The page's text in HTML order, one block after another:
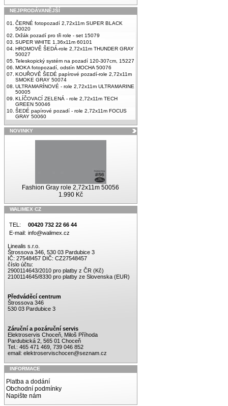
NEJPRODÁVANĚJŠÍ
01.
ČERNÉ fotopozadí 2,72x11m SUPER BLACK
50020
02. Držák pozadí pro tři role - set 15079
03. SUPER WHITE 1,36x11m 60101
04. HROMOVĚ ŠEDÁ-role 2,72x11m THUNDER GRAY
50027
05. Teleskopický systém na pozadí 120-307cm, 15227
06. MOKA fotopozadí, odstín MOCHA 50076
07. KOUŘOVĚ ŠEDÉ papírové pozadí-role 2,72x11m
SMOKE GRAY 50074
08. ULTRAMARÍNOVÉ - role 2,72x11m ULTRAMARINE
50005
09. KLÍČOVACÍ ZELENÁ - role 2,72x11m TECH
GREEN 50046
10. ŠEDÉ papírové pozadí - role 2,72x11m FOCUS
GRAY 50060
NOVINKY
Fashion Gray role 2,72x11m 50056
1.990 Kč
WALIMEX CZ
TEL:
00420 732 22 66 44
E-mail: info@walimex.cz
Linealis s.r.o.
Štrossova 346, 530 03 Pardubice 3
IČ: 27548457 DIČ: CZ27548457
číslo účtu:
2900114643/2010 pro platby z ČR (Kč)
2100114645/8330 pro platby ze Slovenska (EUR)
Předváděcí centrum
Štrossova 346
530 03 Pardubice 3
Záruční a pozáruční servis
Elektroservis Choceň, Miloš Příhoda
Pardubická 2, 565 01 Choceň
Tel.: 465 471 469, 739 046 852
email: elektroservischocen@seznam.cz
INFORMACE
Platba a dodání
Obchodní podmínky
Napište nám